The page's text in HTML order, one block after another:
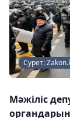
Сурет:
Мәжіліс